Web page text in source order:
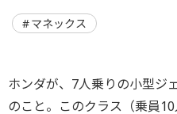
マネックス
ホンダが、7人乗りの小型ジ
のこと。このクラス（乗員